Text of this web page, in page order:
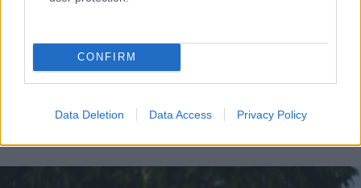
CONFIRM
Data Deletion Data Access Privacy Policy
Šīm3 zodiaka zīmēm
– esi gatavs jau tagad!
Mūžu dzīvo, mūžu
neparastu veidu, kā